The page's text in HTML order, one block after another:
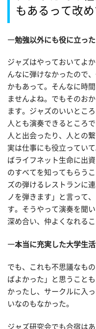
もあるって改
―勉強以外にも役に立っ
ジャズはやっておいてよ
んなに弾けなかったので
かもあって。そんなに時
ませんよね。でもそのお
ます。ジャズのいいとこ
人とも演奏できるところ
人と出会ったり、人との
実は仕事にも役立ってい
ばライフネット生命に出
のすべてを知ってもらう
ズの弾けるレストランに
ノを弾きます」と言って
す。そうやって演奏を聞
深め合い、仲よくなれるこ
―本当に充実した大学生活
でも、これも不思議なも
ばよかった」と思うこと
かったし、サークルに入
いなのもなかった。
ジャズ研究会でも合宿は